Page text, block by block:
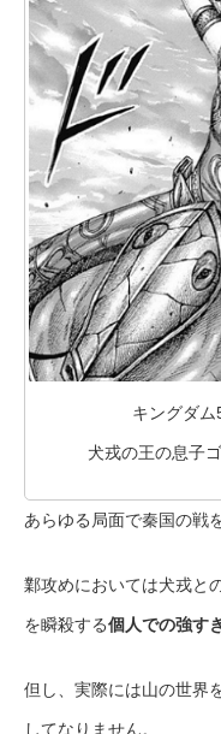
キングダ
犬戎の王の息子
あらゆる局面で秦国の戦
鄴攻めにおいては犬戎と
を瞬殺する個人での強す
但し、実際には山の世界
してなりません。